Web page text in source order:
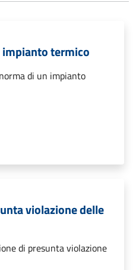
impianto termico
di un impianto
violazione delle
di presunta violazione